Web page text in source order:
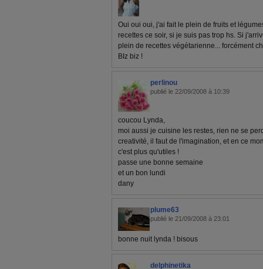
Oui oui oui, j'ai fait le plein de fruits et
recettes ce soir, si je suis pas trop hs. Si
plein de recettes végétarienne... forcément
BIz biz !
perlinou
publié le 22/09/2008 à 10:39
coucou Lynda,
moi aussi je cuisine les restes, rien ne se
creativité, il faut de l'imagination, et en ce
c'est plus qu'utiles !
passe une bonne semaine
et un bon lundi
dany
plume63
publié le 21/09/2008 à 23:01
bonne nuit lynda ! bisous
delphinetika